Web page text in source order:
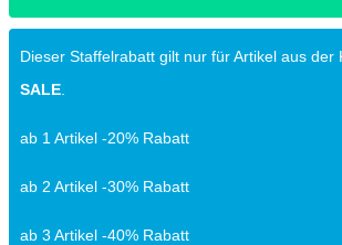
Dieser Staffelrabatt gilt nur für Artikel aus der
SALE
ab 1 Artikel -20% Rabatt
ab 2 Artikel -30% Rabatt
ab 3 Artikel -40% Rabatt